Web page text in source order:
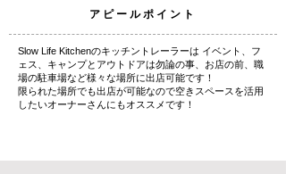
アピールポイント
Slow Life Kitchenのキッチントレーラーは イベント、フ
ェス、キャンプとアウトドアは勿論の事、お店の前、職
場の駐車場など様々な場所に出店可能です！
限られた場所でも出店が可能なので空きスペースを活用
したいオーナーさんにもオススメです！